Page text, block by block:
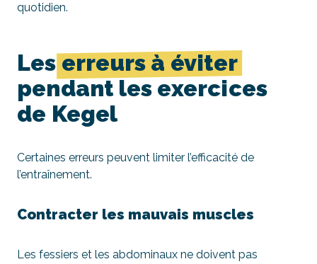
quotidien.
Leserreurs à éviter
pendant les exercices
de Kegel
Certaines erreurs peuvent limiter l’efficacité de
l’entraînement.
Contracter les mauvais muscles
Les fessiers et les abdominaux ne doivent pas